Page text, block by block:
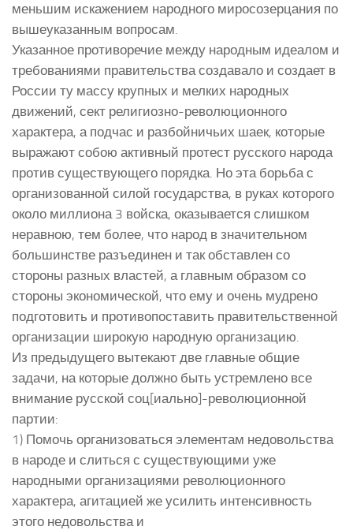
меньшим искажением народного миросозерцания по
вышеуказанным вопросам.
Указанное противоречие между народным идеалом и
требованиями правительства создавало и создает в
России ту массу крупных и мелких народных
движений, сект религиозно-революционного
характера, а подчас и разбойничьих шаек, которые
выражают собою активный протест русского народа
против существующего порядка. Но эта борьба с
организованной силой государства, в руках которого
около миллиона 3 войска, оказывается слишком
неравною, тем более, что народ в значительном
большинстве разъединен и так обставлен со
стороны разных властей, а главным образом со
стороны экономической, что ему и очень мудрено
подготовить и противопоставить правительственной
организации широкую народную организацию.
Из предыдущего вытекают две главные общие
задачи, на которые должно быть устремлено все
внимание русской соц[иально]-революционной
партии:
1) Помочь организоваться элементам недовольства
в народе и слиться с существующими уже
народными организациями революционного
характера, агитацией же усилить интенсивность
этого недовольства и